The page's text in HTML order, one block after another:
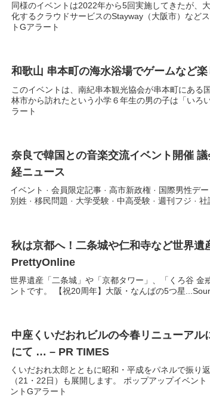
同様のイベントは2022年から5回実施してきたが、
化するクラウドサービスのStayway（大阪市）など
トGアラート
和歌山 串本町の海水浴場でゲームなど楽
このイベントは、南紀串本観光協会が串本町にある
林市から訪れたという小学６年生の男の子は「いろ
ラート
奈良で韓国との音楽交流イベント 開催
経ニュース
イベント · 会員限定記事 · 高市新政権 · 国際男性デ
別姓 · 移民問題 · 大学受験 · 中高受験 · 週刊フジ ·
秋は京都へ！二条城や仁和寺など世界遺
PrettyOnline
世界遺産「二条城」や「京都タワー」、「くろ谷
ントです。 【祝20周年】大阪・なんばの5つ星
中座くいだおれビルの今春リニューアル
にて … – PR TIMES
くいだおれ太郎とともに昭和・平成をパネルで振り
（21・22日）も展開します。 ポップアップイベン
ントGアラート